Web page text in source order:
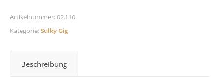
Artikelnummer:02.110
Kategorie:Sulky Gig
Beschreibung